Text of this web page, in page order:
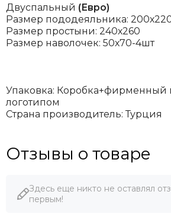
Двуспальный (Евро)
Размер пододеяльника:
Размер простыни: 240х260
Размер наволочек: 50х70-4шт
Упаковка: Коробка+фирменный
логотипом
Страна производитель: Турция
Отзывы о товаре
Здесь еще никто не оставлял
первым!